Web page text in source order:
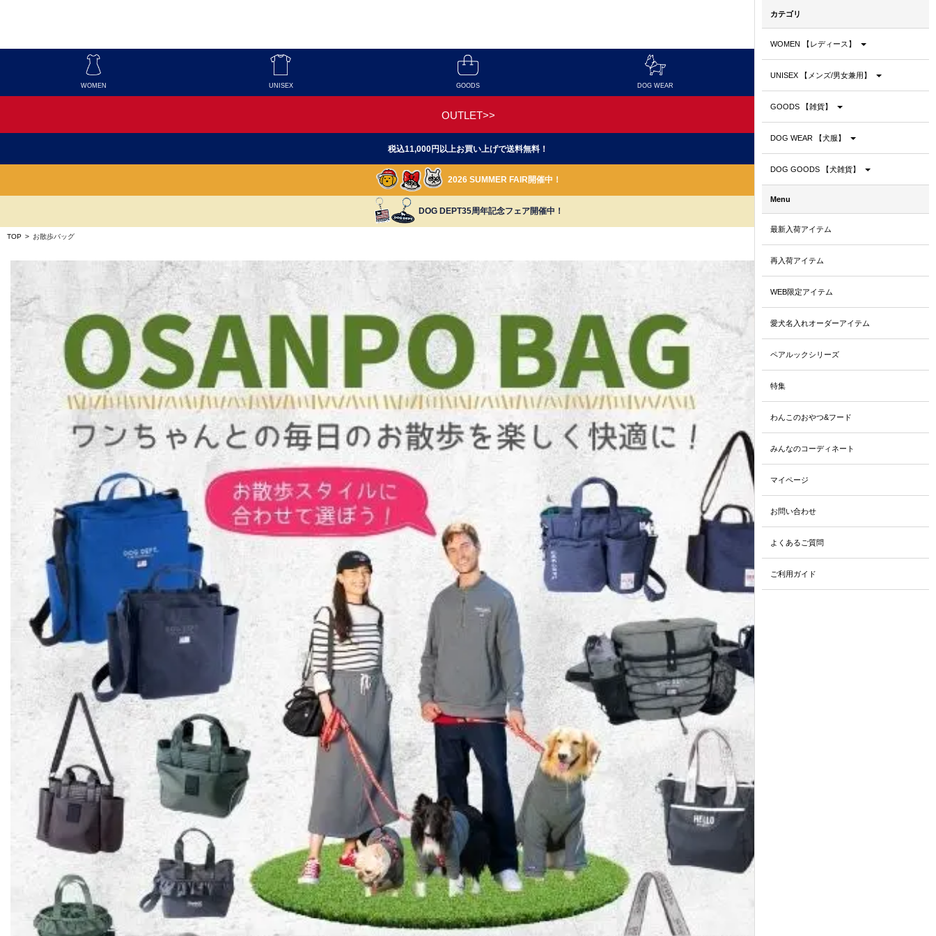
カテゴリ
WOMEN 【レディース】
UNISEX 【メンズ/男女兼用】
GOODS 【雑貨】
DOG WEAR 【犬服】
DOG GOODS 【犬雑貨】
Menu
最新入荷アイテム
再入荷アイテム
WEB限定アイテム
愛犬名入れオーダーアイテム
ペアルックシリーズ
特集
わんこのおやつ&フード
みんなのコーディネート
マイページ
お問い合わせ
よくあるご質問
ご利用ガイド
WOMEN UNISEX GOODS DOG WEAR
OUTLET>>
税込11,000円以上お買い上げで送料無料！
2026 SUMMER FAIR開催中！
DOG DEPT35周年記念フェア開催中！
TOP > お散歩バッグ